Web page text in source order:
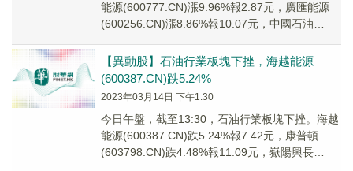
能源(600777.CN)漲9.96%報2.87元，廣匯能源
(600256.CN)漲8.86%報10.07元，中國石油
【異動股】石油行業板塊下挫，海越能源
(600387.CN)跌5.24%
2023年03月14日 下午1:30
今日午盤，截至13:30，石油行業板塊下挫。海越
能源(600387.CN)跌5.24%報7.42元，康普頓
(603798.CN)跌4.48%報11.09元，嶽陽興長